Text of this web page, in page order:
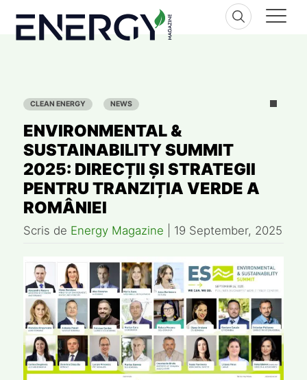
content
CLEAN ENERGY NEWS
ENVIRONMENTAL &
SUSTAINABILITY SUMMIT
2025: DIRECȚII ȘI STRATEGII
PENTRU TRANZIȚIA VERDE A
ROMÂNIEI
Scris de Energy Magazine 19 September, 2025